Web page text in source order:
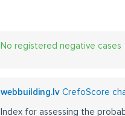
No registered negative cases
webbuilding.lv CrefoScore
Index for assessing the